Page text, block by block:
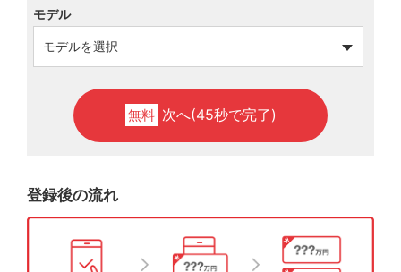
モデル
無料 次へ(45秒で完了)
登録後の流れ